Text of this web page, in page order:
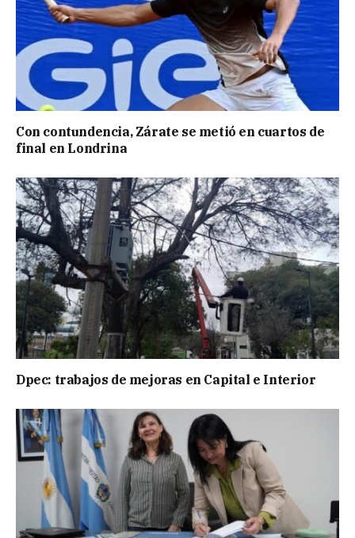
Con contundencia, Zárate se metió en cuartos de
final en Londrina
Dpec: trabajos de mejoras en Capital e Interior